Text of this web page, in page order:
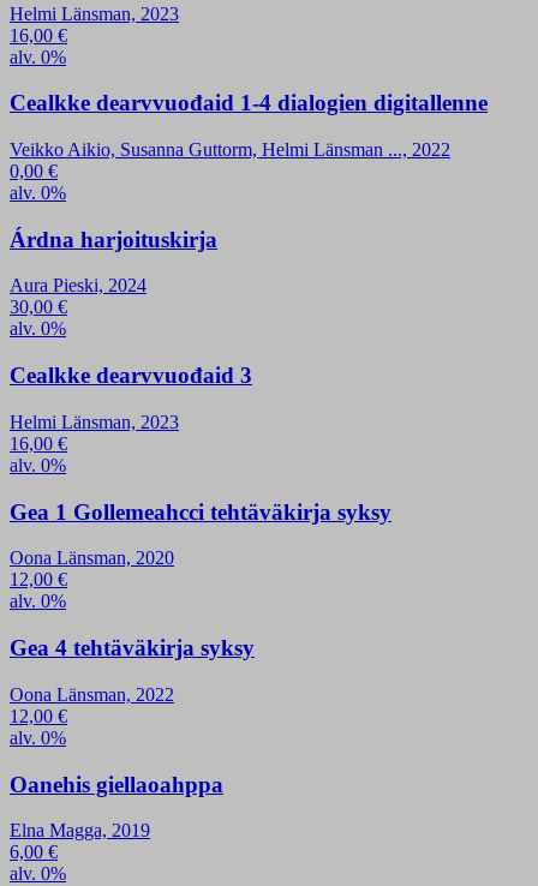
Helmi Länsman, 2023
16,00 €
alv. 0%
Cealkke dearvvuođaid 1-4 dialogien digitallenne
Veikko Aikio, Susanna Guttorm, Helmi Länsman ..., 2022
0,00 €
alv. 0%
Árdna harjoituskirja
Aura Pieski, 2024
30,00 €
alv. 0%
Cealkke dearvvuođaid 3
Helmi Länsman, 2023
16,00 €
alv. 0%
Gea 1 Gollemeahcci tehtäväkirja syksy
Oona Länsman, 2020
12,00 €
alv. 0%
Gea 4 tehtäväkirja syksy
Oona Länsman, 2022
12,00 €
alv. 0%
Oanehis giellaoahppa
Elna Magga, 2019
6,00 €
alv. 0%